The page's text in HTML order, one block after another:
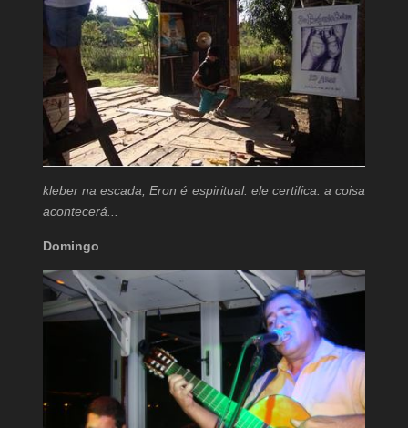
kleber na escada; Eron é espiritual: ele certifica: a coisa
acontecerá...
Domingo